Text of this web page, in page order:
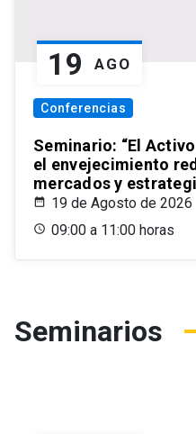
19 AGO
Conferencias
Seminario: “El
el envejecimiento
mercados y
19 de Agosto de 2026
09:00 a 11:00 horas
Seminarios